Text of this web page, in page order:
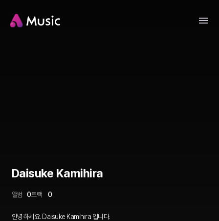
Daisuke Kamihira
앨범 0트랙 0
안녕하세요. Daisuke Kamihira 입니다.